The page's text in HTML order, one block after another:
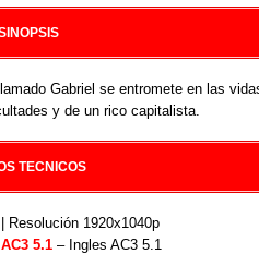
Gabriel se entromete en las
y de un rico capitalista.
TECNICOS
Resolución 1920x1040p
5.1 – Ingles AC3 5.1